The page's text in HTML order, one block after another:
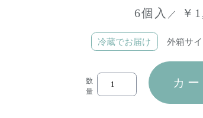
6個入 ／ ￥
冷蔵でお届け 外箱サ